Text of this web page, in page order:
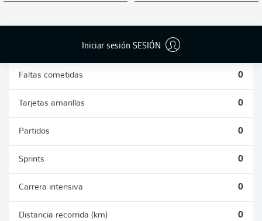
Iniciar sesión SESIÓN
Faltas cometidas 0
Tarjetas amarillas 0
Partidos 0
Sprints 0
Carrera intensiva 0
Distancia recorrida (km) 0